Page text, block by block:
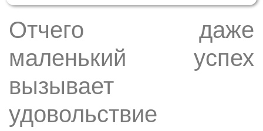
Отчего даже
маленький успех
вызывает
удовольствие